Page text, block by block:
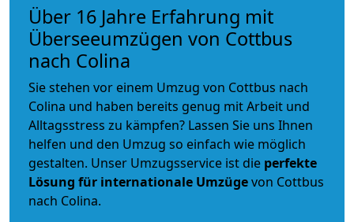
Über 16 Jahre Erfahrung mit
Überseeumzügen von Cottbus
nach Colina
Sie stehen vor einem Umzug von Cottbus nach
Colina und haben bereits genug mit Arbeit und
Alltagsstress zu kämpfen? Lassen Sie uns Ihnen
helfen und den Umzug so einfach wie möglich
gestalten. Unser Umzugsservice ist die perfekte
Lösung für internationale Umzügevon Cottbus
nach Colina.